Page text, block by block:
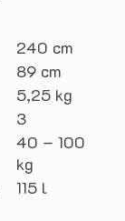
240 cm
89 cm
5,25 kg
3
40 – 100
kg
115 l